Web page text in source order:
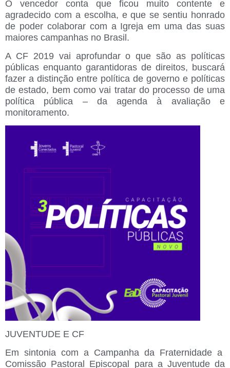
O vencedor conta que ficou muito contente e
agradecido com a escolha, e que se sentiu honrado
de poder colaborar com a Igreja em uma das suas
maiores campanhas no Brasil.
A CF 2019 vai aprofundar o que são as políticas
públicas enquanto garantidoras de direitos, buscará
fazer a distinção entre política de governo e políticas
de estado, bem como vai tratar do processo de uma
política pública – da agenda à avaliação e
monitoramento.
JUVENTUDE E CF
Em sintonia com a Campanha da Fraternidade a
Comissão Pastoral Episcopal para a Juventude da